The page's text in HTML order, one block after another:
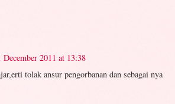
December 2011 at 13:38
tolak ansur pengorbanan dan sebagai nya